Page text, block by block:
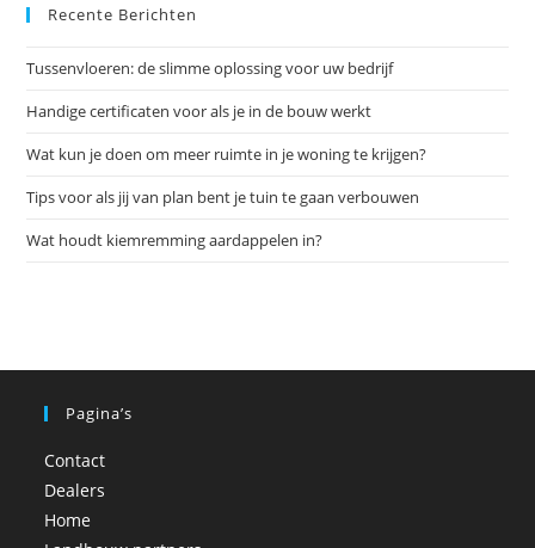
Recente Berichten
Tussenvloeren: de slimme oplossing voor uw bedrijf
Handige certificaten voor als je in de bouw werkt
Wat kun je doen om meer ruimte in je woning te krijgen?
Tips voor als jij van plan bent je tuin te gaan verbouwen
Wat houdt kiemremming aardappelen in?
Pagina’s
Contact
Dealers
Home